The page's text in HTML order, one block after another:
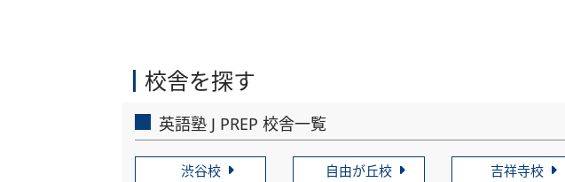
校舎を探す
英語塾 J PREP 校舎一覧
渋谷校 自由が丘校 吉祥寺校